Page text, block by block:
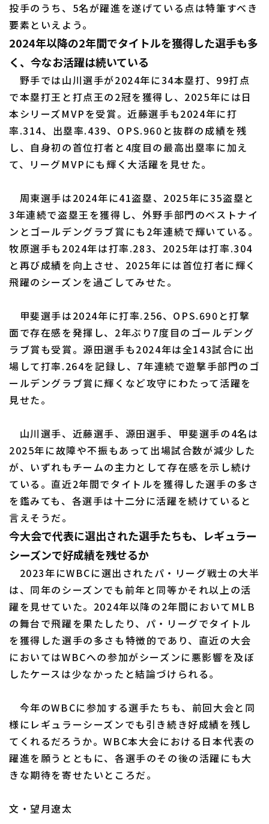
投手のうち、5名が躍進を遂げている点は特筆すべき
要素といえよう。
2024年以降の2年間でタイトルを獲得した選手も多
く、今なお活躍は続いている
野手では山川選手が2024年に34本塁打、99打点
で本塁打王と打点王の2冠を獲得し、2025年には日
本シリーズMVPを受賞。近藤選手も2024年に打
率.314、出塁率.439、OPS.960と抜群の成績を残
し、自身初の首位打者と4度目の最高出塁率に加え
て、リーグMVPにも輝く大活躍を見せた。
周東選手は2024年に41盗塁、2025年に35盗塁と
3年連続で盗塁王を獲得し、外野手部門のベストナイ
ンとゴールデングラブ賞にも2年連続で輝いている。
牧原選手も2024年は打率.283、2025年は打率.304
と再び成績を向上させ、2025年には首位打者に輝く
飛躍のシーズンを過ごしてみせた。
甲斐選手は2024年に打率.256、OPS.690と打撃
面で存在感を発揮し、2年ぶり7度目のゴールデング
ラブ賞も受賞。源田選手も2024年は全143試合に出
場して打率.264を記録し、7年連続で遊撃手部門のゴ
ールデングラブ賞に輝くなど攻守にわたって活躍を
見せた。
山川選手、近藤選手、源田選手、甲斐選手の4名は
2025年に故障や不振もあって出場試合数が減少した
が、いずれもチームの主力として存在感を示し続け
ている。直近2年間でタイトルを獲得した選手の多さ
を鑑みても、各選手は十二分に活躍を続けていると
言えそうだ。
今大会で代表に選出された選手たちも、レギュラー
シーズンで好成績を残せるか
2023年にWBCに選出されたパ・リーグ戦士の大半
は、同年のシーズンでも前年と同等かそれ以上の活
躍を見せていた。2024年以降の2年間においてMLB
の舞台で飛躍を果たしたり、パ・リーグでタイトル
を獲得した選手の多さも特徴的であり、直近の大会
においてはWBCへの参加がシーズンに悪影響を及ぼ
したケースは少なかったと結論づけられる。
今年のWBCに参加する選手たちも、前回大会と同
様にレギュラーシーズンでも引き続き好成績を残し
てくれるだろうか。WBC本大会における日本代表の
躍進を願うとともに、各選手のその後の活躍にも大
きな期待を寄せたいところだ。
文・望月遼太